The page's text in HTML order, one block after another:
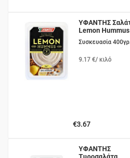
ΥΦΑΝΤΗΣ
Lemon Hummus
Συσκευασία 400γρ.
9.17 €/ κιλό
€3.67
ΥΦΑΝΤΗΣ
Τυροσαλάτα